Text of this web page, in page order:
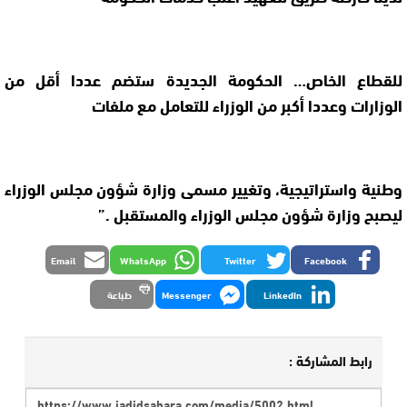
للقطاع الخاص… الحكومة الجديدة ستضم عددا أقل من
الوزارات وعددا أكبر من الوزراء للتعامل مع ملفات
وطنية واستراتيجية، وتغيير مسمى وزارة شؤون مجلس الوزراء
ليصبح وزارة شؤون مجلس الوزراء والمستقبل .”
Facebook
Twitter
WhatsApp
Email
LinkedIn
Messenger طباعة
رابط المشاركة :